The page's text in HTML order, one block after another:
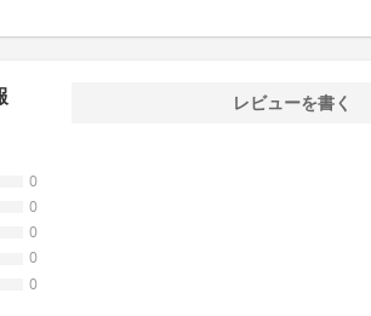
0
0
0
0
0
レビューを書く